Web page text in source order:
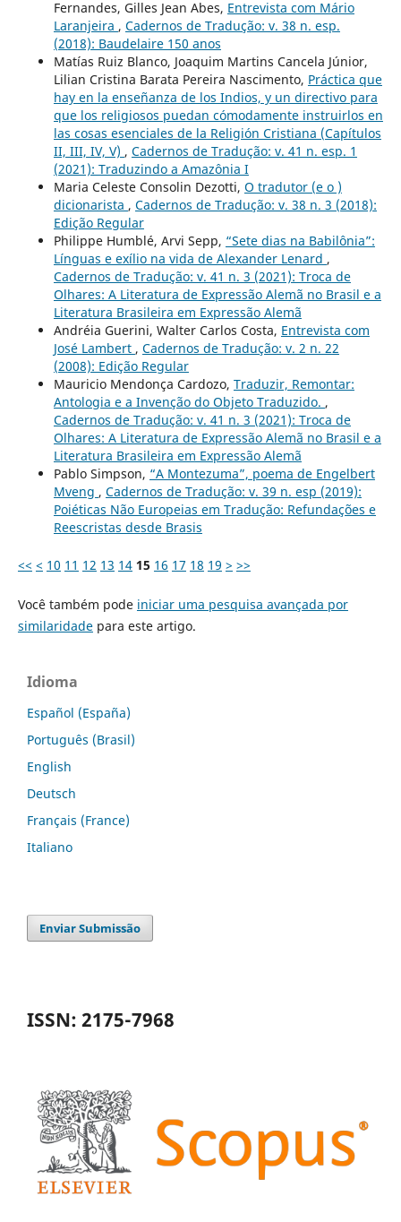
Fernandes, Gilles Jean Abes, Entrevista com Mário
Laranjeira , Cadernos de Tradução: v. 38 n. esp.
(2018): Baudelaire 150 anos
Matías Ruiz Blanco, Joaquim Martins Cancela Júnior,
Lilian Cristina Barata Pereira Nascimento, Práctica que
hay en la enseñanza de los Indios, y un directivo para
que los religiosos puedan cómodamente instruirlos en
las cosas esenciales de la Religión Cristiana (Capítulos
II, III, IV, V) , Cadernos de Tradução: v. 41 n. esp. 1
(2021): Traduzindo a Amazônia I
Maria Celeste Consolin Dezotti, O tradutor (e o )
dicionarista , Cadernos de Tradução: v. 38 n. 3 (2018):
Edição Regular
Philippe Humblé, Arvi Sepp, “Sete dias na Babilônia”:
Línguas e exílio na vida de Alexander Lenard ,
Cadernos de Tradução: v. 41 n. 3 (2021): Troca de
Olhares: A Literatura de Expressão Alemã no Brasil e a
Literatura Brasileira em Expressão Alemã
Andréia Guerini, Walter Carlos Costa, Entrevista com
José Lambert , Cadernos de Tradução: v. 2 n. 22
(2008): Edição Regular
Mauricio Mendonça Cardozo, Traduzir, Remontar:
Antologia e a Invenção do Objeto Traduzido. ,
Cadernos de Tradução: v. 41 n. 3 (2021): Troca de
Olhares: A Literatura de Expressão Alemã no Brasil e a
Literatura Brasileira em Expressão Alemã
Pablo Simpson, “A Montezuma”, poema de Engelbert
Mveng , Cadernos de Tradução: v. 39 n. esp (2019):
Poiéticas Não Europeias em Tradução: Refundações e
Reescristas desde Brasis
<< < 10 11 12 13 14 15 16 17 18 19 > >>
Você também pode iniciar uma pesquisa avançada por
similaridadepara este artigo.
Idioma
Español (España)
Português (Brasil)
English
Deutsch
Français (France)
Italiano
Enviar Submissão
ISSN: 2175-7968